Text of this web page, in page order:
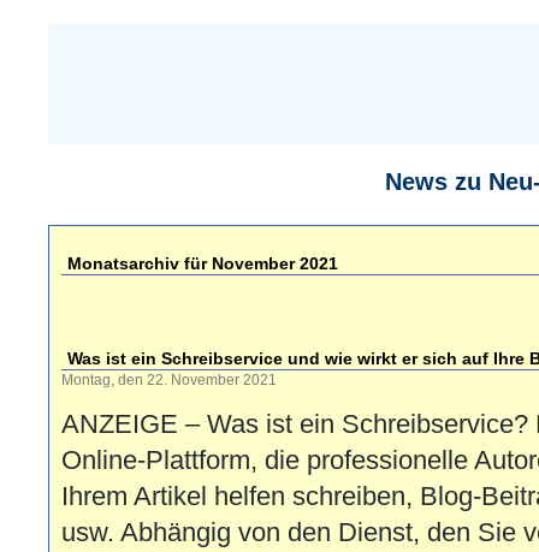
News zu
Monatsarchiv für November 2021
Was ist ein Schreibservice und wie wirkt er sich auf Ihre
Montag, den 22. November 2021
ANZEIGE – Was ist ein
Online-Plattform, die professionelle
Ihrem Artikel helfen schreiben, Blog-
usw. Abhängig von den Dienst, den Sie